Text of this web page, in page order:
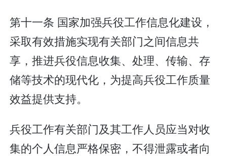
第十一条 国家加强兵役工作信息化建设，
采取有效措施实现有关部门之间信息共
享，推进兵役信息收集、处理、传输、存
储等技术的现代化，为提高兵役工作质量
效益提供支持。
兵役工作有关部门及其工作人员应当对收
集的个人信息严格保密，不得泄露或者向